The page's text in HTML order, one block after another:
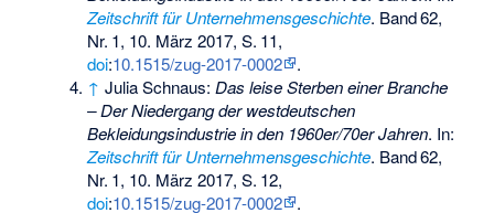
Zeitschrift für Unternehmensgeschichte. Band62,
Nr. 1, 10. März 2017,S. 11,
doi:10.1515/zug-2017-0002
.
↑ Julia Schnaus:Das leise Sterben einer Branche
– Der Niedergang der westdeutschen
Bekleidungsindustrie in den 1960er/70er Jahren. In:
Zeitschrift für Unternehmensgeschichte. Band62,
Nr. 1, 10. März 2017,S. 12,
doi:10.1515/zug-2017-0002
.